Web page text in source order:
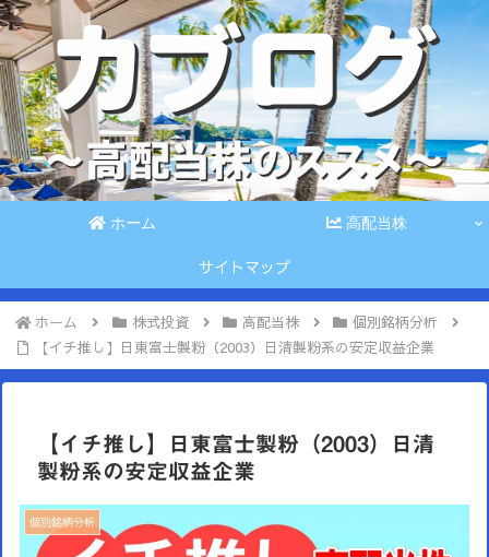
ホーム 高配当株
サイトマップ
ホーム 株式投資 高配当株
個別銘柄分析
【イチ推し】日東富士製粉（2003）日清製粉系の安定収益企業
【イチ推し】日東富士製粉（2003）日清
製粉系の安定収益企業
個別銘柄分析